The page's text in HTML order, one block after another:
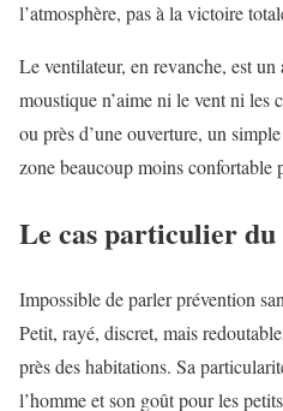
l’atmosphère, pas à la victoire
Le ventilateur, en revanche, est
moustique n’aime ni le vent ni les
ou près d’une ouverture, un
zone beaucoup moins confortable
Le cas particulier
Impossible de parler prévention
Petit, rayé, discret, mais
près des habitations. Sa
l’homme et son goût pour les